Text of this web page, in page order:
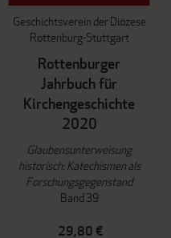
Geschichtsverein der Diözese
Rottenburg-Stuttgart
Rottenburger
Jahrbuch für
Kirchengeschichte
2020
Glaubensunterweisung
historisch: Katechismen als
Forschungsgegenstand
Band 39
29,80 €